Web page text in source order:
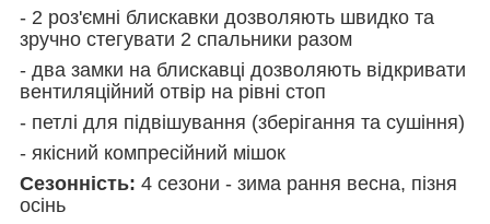
- 2 роз'ємні блискавки дозволяють швидко та
зручно стегувати 2 спальники разом
- два замки на блискавці дозволяють відкривати
вентиляційний отвір на рівні стоп
- петлі для підвішування (зберігання та сушіння)
- якісний компресійний мішок
Сезонність: 4 сезони - зима рання весна, пізня
осінь